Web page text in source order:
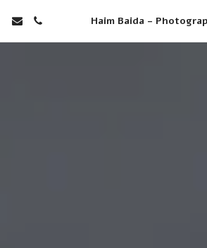
Haim Baida -